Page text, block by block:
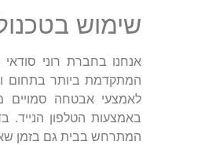
שימוש
אנחנו בחברת רוני
המתקדמת ביותר בתחום
לאמצעי אבטחה סמויים
באמצעות הטלפון הנייד.
המתרחש בבית גם בזמן